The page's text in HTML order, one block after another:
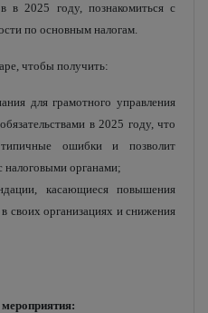
в 2025 году, познакомиться с
по основным налогам.
чтобы получить:
для грамотного управления
в 2025 году, что
ошибки и позволит
налоговыми органами;
касающиеся повышения
в своих организациях и снижения